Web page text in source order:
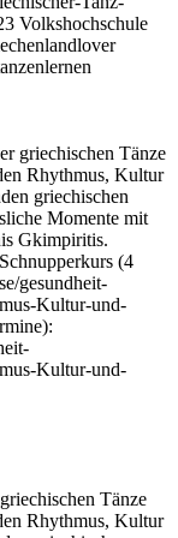
Volkshochschule
Tänze
Rhythmus, Kultur